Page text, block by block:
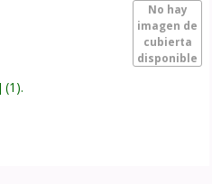
No hay
imagen de
cubierta
disponible
(1).